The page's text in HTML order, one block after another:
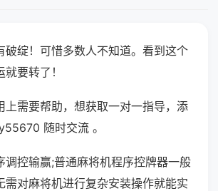
破绽！可惜多数人不知道。看到这个
要转了！
上需要帮助，想获取一对一指导，添
随时交流 。
调控输赢;普通麻将机程序控牌器一般
需对麻将机进行复杂安装操作就能实